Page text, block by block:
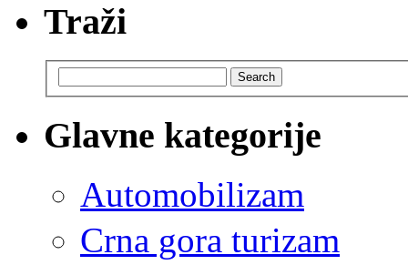
Traži
Search
Glavne kategorije
Automobilizam
Crna gora turizam